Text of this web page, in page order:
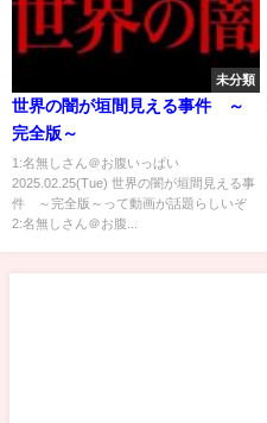
未分類
世界の闇が垣間見える事件 ～
完全版～
1:名無しさん＠お腹いっぱい
2025.02.25(Tue) 世界の闇が垣間見える事
件 ～完全版～って動画が話題らしいぞ
2:名無しさん＠お腹...